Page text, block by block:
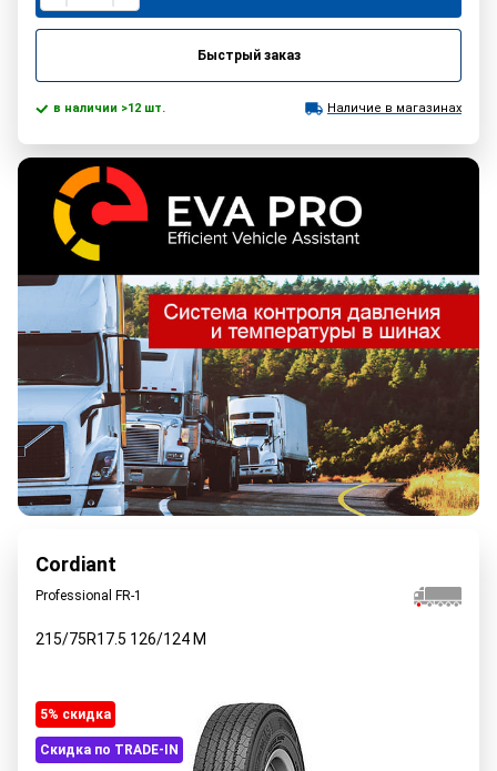
Быстрый заказ
в наличии >12 шт. Наличие в магазинах
Cordiant
Professional FR-1
215/75R17.5 126/124M
5% cкидка
Скидка по TRADE-IN